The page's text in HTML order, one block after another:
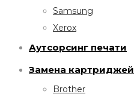
Samsung
Xerox
Аутсорсинг печати
Замена картриджей
Brother